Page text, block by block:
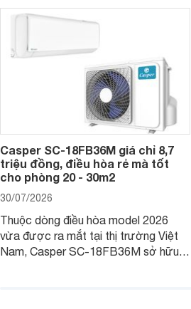
Casper SC-18FB36M giá chỉ 8,7
triệu đồng, điều hòa rẻ mà tốt
cho phòng 20 - 30m2
30/07/2026
Thuộc dòng điều hòa model 2026
vừa được ra mắt tại thị trường Việt
Nam, Casper SC-18FB36M sở hữu